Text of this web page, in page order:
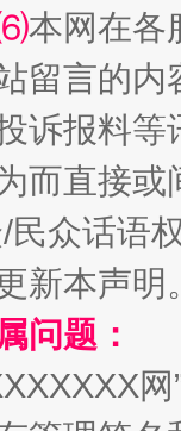
除
本网在各
留言的内
诉报料
而直接
民众话语
新本声明
问题：